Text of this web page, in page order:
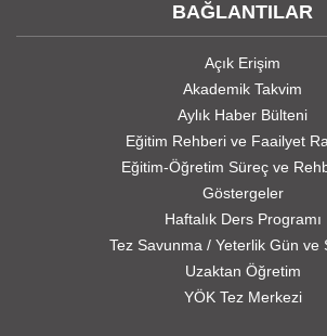
BAĞLANTILAR
Açık Erişim
Akademik Takvim
Aylık Haber Bülteni
Eğitim Rehberi ve Faailyet
Eğitim-Öğretim Süreç ve
Göstergeler
Haftalık Ders Programı
Tez Savunma / Yeterlik Gün ve
Uzaktan Öğretim
YÖK Tez Merkezi